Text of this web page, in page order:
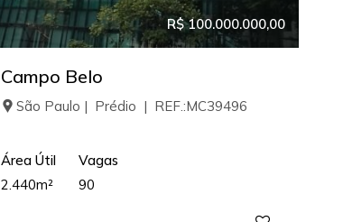
R$ 100.000.000,00
Campo Belo
São Paulo | Prédio | REF.:MC39496
Área Útil
2.440m²
Vagas
90